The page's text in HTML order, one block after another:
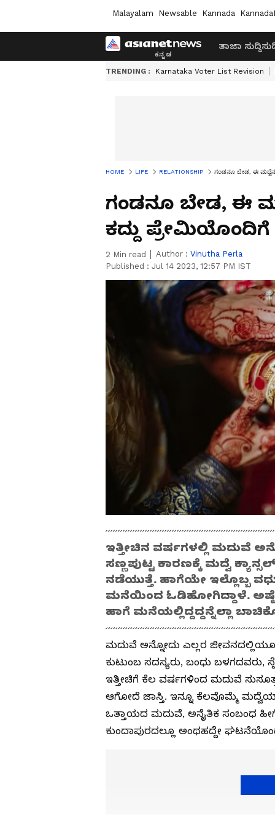
Malayalam Newsable Kannada
ತಾಜಾ ಸುದ್ದಿ
TRENDING : Karnataka Voter List Revision
HOME LIFE RELATIONSHIP ಗಂಡನೂ ಬೇಡ, ಈ
ಗಂಡನೂ ಬೇಡ, ಈ
ಕದ್ದು
2 Min read Author : Vinutha Perla
Published : Jul 14 2023, 12:57 PM IST
ಇತ್ತೀಚಿನ ವರ್ಷಗಳಲ್ಲಿ ಮದುವೆ
ಸಣ್ಣಪುಟ್ಟ ಕಾರಣಕ್ಕೆ ಮದ್ವೆ
ನಡೆಯುತ್ತೆ. ಹಾಗೆಯೇ ಇಲ್ಲೊಬ್ಬ
ಮನೆಯಿಂದ ಓಡಿಹೋಗಿದ್ದಾಳೆ.
ಹಾಗೆ ಮನೆಯಲ್ಲಿದ್ದದ್ದನ್ನೆಲ್ಲಾ
ಮದುವೆ ಅನ್ನೋದು ಎಲ್ಲರ ಜೀವನದಲ್ಲಿಯೂ
ಕುಟುಂಬ ಸದಸ್ಯರು, ಬಂಧು ಬಳಗದವರು,
ಇತ್ತೀಚಿಗೆ ಕೆಲ ವರ್ಷಗಳಿಂದ ಮದುವೆ
ಆಗೋದೆ ಜಾಸ್ತಿ. ಇನ್ನೂ ಕೆಲವೊಮ್ಮೆ
ಒತ್ತಾಯದ ಮದುವೆ, ಅನೈತಿಕ ಸಂಬಂಧ
ಕುಂದಾಪುರದಲ್ಲೂ ಅಂಥಹದ್ದೇ